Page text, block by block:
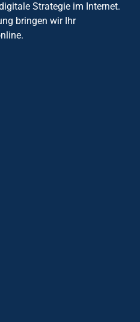
Strategie im Internet.
bringen wir Ihr